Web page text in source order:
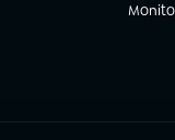
(abre